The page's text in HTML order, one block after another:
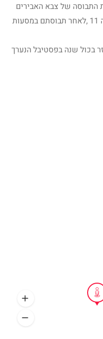
התבוסה של צבא האבירים
הטבטונים שהתיישבו באזור במאה ה 11 ,לאחר תבוסתם במסעות
בכול שנה בפסטיבל הנערך